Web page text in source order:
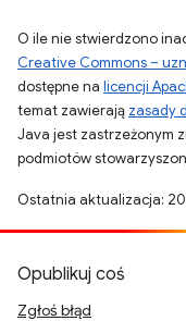
O ile nie stwierdzono
Creative Commons –
dostępne na licencji
temat zawierają zasady
Java jest zastrzeżonym
podmiotów
Ostatnia aktualizacja:
Opublikuj coś
Zgłoś błąd